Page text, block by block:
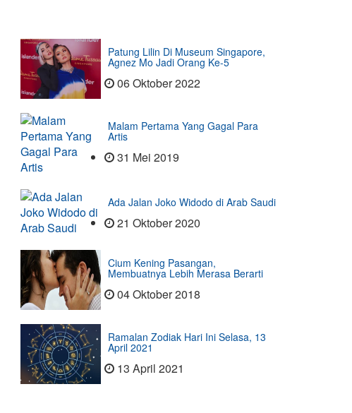
Patung Lilin Di Museum Singapore,
Agnez Mo Jadi Orang Ke-5
06 Oktober 2022
Malam Pertama Yang Gagal Para
Artis
31 Mei 2019
Ada Jalan Joko Widodo di Arab Saudi
21 Oktober 2020
Cium Kening Pasangan,
Membuatnya Lebih Merasa Berarti
04 Oktober 2018
Ramalan Zodiak Hari Ini Selasa, 13
April 2021
13 April 2021